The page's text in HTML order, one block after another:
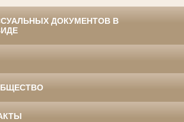
ДОКУМЕНТОВ В